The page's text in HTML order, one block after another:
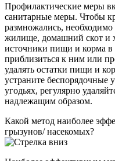
Профилактические меры
санитарные меры. Чтобы
размножались, необходимо
жилище, домашний скот и
источники пищи и корма в
приблизиться к ним или
удалять остатки пищи и
устраните беспорядочные
угодьях, регулярно
надлежащим образом.
Какой метод наиболее
грызунов/ насекомых?